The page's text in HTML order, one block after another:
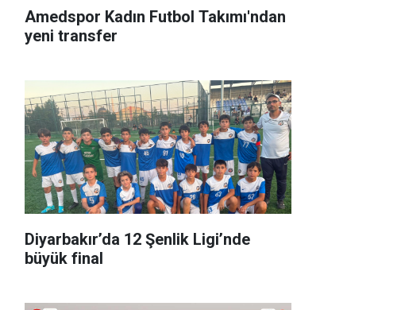
Amedspor Kadın Futbol Takımı'ndan
yeni transfer
Diyarbakır’da 12 Şenlik Ligi’nde
büyük final